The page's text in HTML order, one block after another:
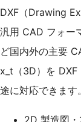
DXF（Drawing
汎用 CAD フォー
ど国内外の主要
x_t（3D）を DXF
途に対応できます。
2D 製造図